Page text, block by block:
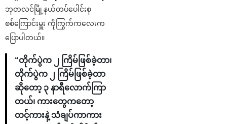
ဘုတလင်မြို့နယ်တပ်ပေါင်းစု
စစ်ကြောင်းမှူး ကိုကြွက်ကလေးက
ပြောပါတယ်။
“တိုက်ပွဲက ၂ ကြိမ်ဖြစ်ခဲ့တာ၊
တိုက်ပွဲက ၂ ကြိမ်ဖြစ်ခဲ့တာ
ဆိုတော့ ၃ နာရီလောက်ကြာ
တယ်၊ ကားတွေကတော့
တင့်ကားနဲ့ သံချပ်ကာကား